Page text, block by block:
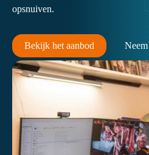
opsnuiven.
Bekijk het aanbod